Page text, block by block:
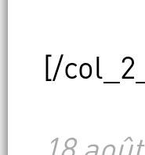
[/